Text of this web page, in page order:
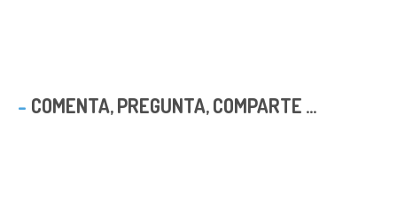
COMENTA, PREGUNTA, COMPARTE ...